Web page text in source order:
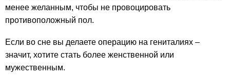
менее желанным, чтобы не провоцировать
противоположный пол.
Если во сне вы делаете операцию на гениталиях –
значит, хотите стать более женственной или
мужественным.